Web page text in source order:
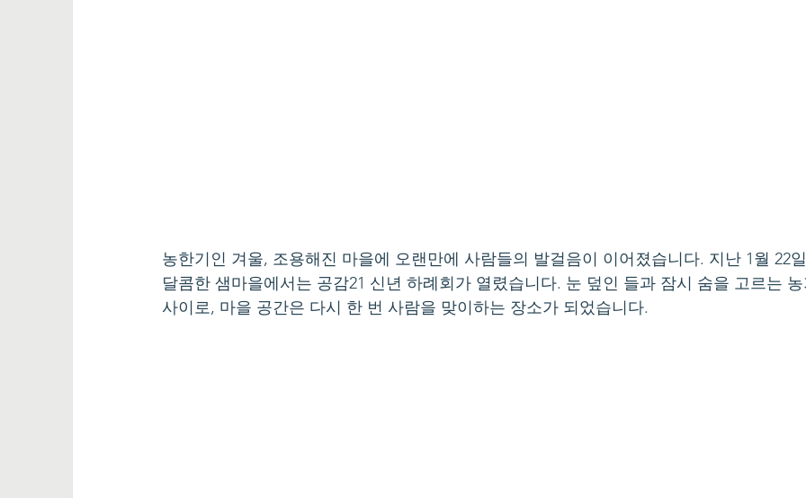
농한기인 겨울, 조용해진 마을에 오랜만에 사람들의 발걸음이 이어졌습니다. 지난 1월 22
달콤한 샘마을에서는 공감21 신년 하례회가 열렸습니다. 눈 덮인 들과 잠시 숨을 고르는
사이로, 마을 공간은 다시 한 번 사람을 맞이하는 장소가 되었습니다.